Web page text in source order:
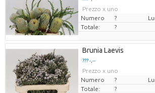
Prezzo x uno
Numero
?
Totale:
?
Brunia Laevis
??? -,--
Prezzo x uno
Numero
?
Totale:
?